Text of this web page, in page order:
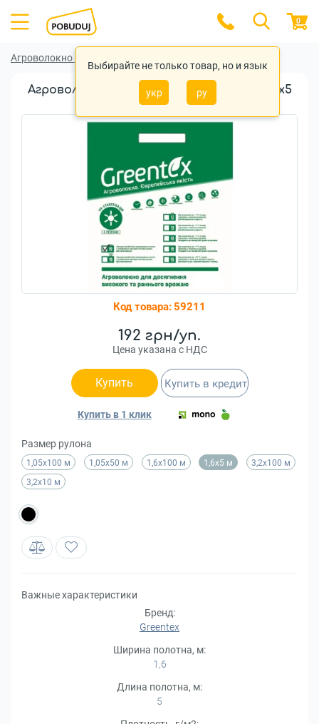
Выбирайте не только товар, но и язык
укр ру
0
Агроволокно
Агроволокно Greentex черное 50 г/м2 1,6x5
м
Код товара:59211
192 грн/уп.
Цена указана с НДС
Купить
Купить в 1 клик
Купить в кредит
Размер рулона
1,05х100 м 1,05х50 м 1,6х100 м 1,6х5 м
3,2х100 м
3,2х10 м
Важные характеристики
Бренд:
Greentex
Ширина полотна, м:
1,6
Длина полотна, м:
5